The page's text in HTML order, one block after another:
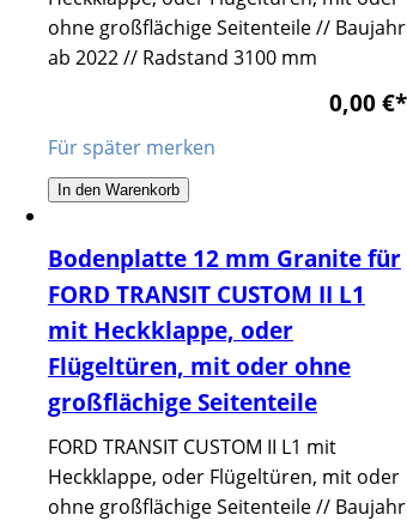
ohne großflächige Seitenteile // Baujahr
ab 2022 // Radstand 3100 mm
0,00 €*
Für später merken
In den Warenkorb
Bodenplatte 12 mm Granite für
FORD TRANSIT CUSTOM II L1
mit Heckklappe, oder
Flügeltüren, mit oder ohne
großflächige Seitenteile
FORD TRANSIT CUSTOM II L1 mit
Heckklappe, oder Flügeltüren, mit oder
ohne großflächige Seitenteile // Baujahr